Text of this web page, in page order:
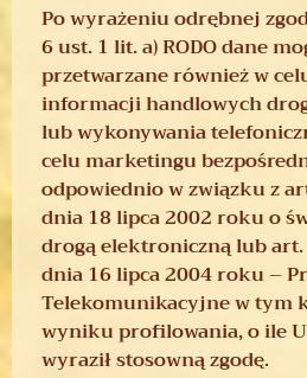
Po wyrażeniu odrębnej
6 ust. 1 lit. a) RODO dane
przetwarzane również w
informacji handlowych
lub wykonywania
celu marketingu
odpowiednio w związku z
dnia 18 lipca 2002 roku o
drogą elektroniczną lub art.
dnia 16 lipca 2004 roku –
Telekomunikacyjne w tym
wyniku profilowania, o ile
wyraził stosowną zgodę.